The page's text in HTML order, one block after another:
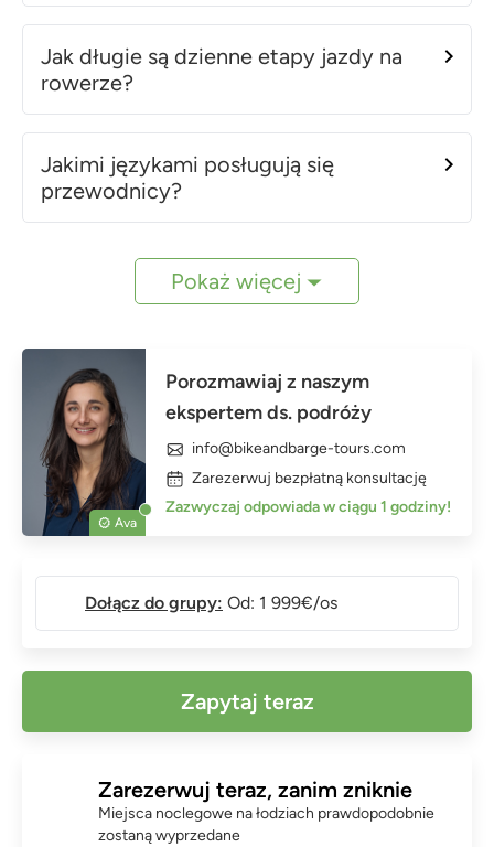
Jak długie są dzienne etapy jazdy na
rowerze?
Jakimi językami posługują się
przewodnicy?
Pokaż więcej
Ava
Porozmawiaj z naszym
ekspertem ds. podróży
info@bikeandbarge-tours.com
Zarezerwuj bezpłatną konsultację
Zazwyczaj odpowiada w ciągu 1 godziny!
Dołącz do grupy: Od: 1 999€/os
Zapytaj teraz
Zarezerwuj teraz, zanim zniknie
Miejsca noclegowe na łodziach prawdopodobnie
zostaną wyprzedane